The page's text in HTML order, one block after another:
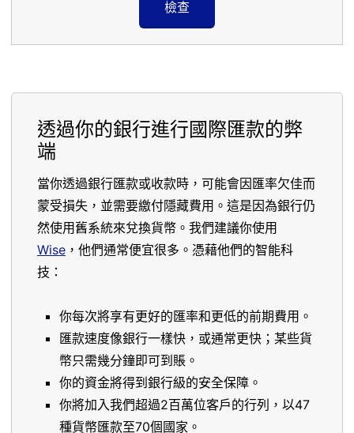
檢查
透過你的銀行進行國際匯款的弊
端
當你透過銀行匯款或收款時，可能會因匯率欠佳而
蒙受損失，並需要繳付隱藏費用。這是因為銀行仍
然使用舊系統來兌換貨幣。我們建議你使用
Wise ，他們通常便宜很多。憑藉他們的智能科
技：
你每次將享有更好的匯率和更低的前期費用。
匯款速度像銀行一樣快，或通常更快；某些貨
幣只需幾分鐘即可到賬。
你的資金將得到銀行級的安全保障。
你將加入我們超過2百萬位客戶的行列，以47
種貨幣匯款至70個國家。